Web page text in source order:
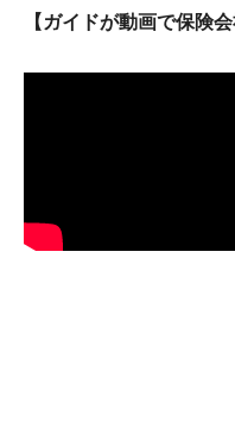
【ガイドが動画で保険